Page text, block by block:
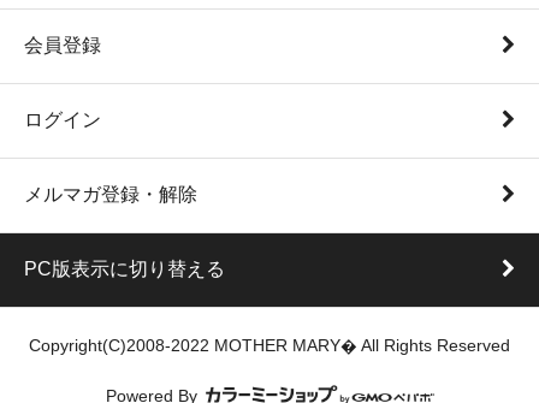
会員登録
ログイン
メルマガ登録・解除
PC版表示に切り替える
Copyright(C)2008-2022 MOTHER MARY� All Rights Reserved
Powered By